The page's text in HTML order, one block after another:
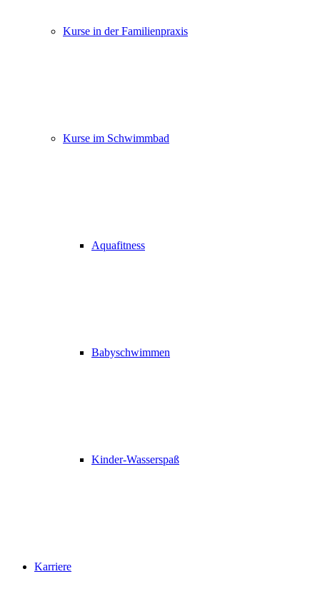
Kurse in der Familienpraxis
Kurse im Schwimmbad
Aquafitness
Babyschwimmen
Kinder-Wasserspaß
Karriere